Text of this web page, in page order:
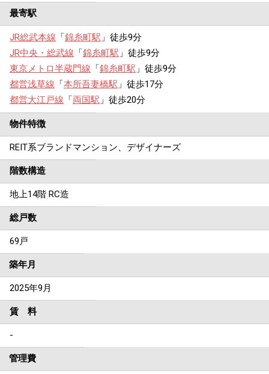
最寄駅
JR総武本線 「錦糸町駅 」徒歩9分
JR中央・総武線 「錦糸町駅 」徒歩9分
東京メトロ半蔵門線 「錦糸町駅 」徒歩9分
都営浅草線 「本所吾妻橋駅 」徒歩17分
都営大江戸線 「両国駅 」徒歩20分
物件特徴
REIT系ブランドマンション、デザイナーズ
階数構造
地上14階 RC造
総戸数
69戸
築年月
2025年9月
賃 料
-
管理費